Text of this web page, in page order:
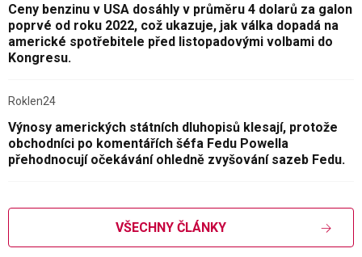
Ceny benzinu v USA dosáhly v průměru 4 dolarů za galon
poprvé od roku 2022, což ukazuje, jak válka dopadá na
americké spotřebitele před listopadovými volbami do
Kongresu.
Roklen24
Výnosy amerických státních dluhopisů klesají, protože
obchodníci po komentářích šéfa Fedu Powella
přehodnocují očekávání ohledně zvyšování sazeb Fedu.
VŠECHNY ČLÁNKY